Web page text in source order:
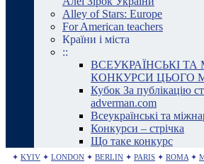
Alley of Stars: Europe
For American teachers
Країни і міста
::
ВСЕУКРАЇНСЬКІ
КОНКУРСИ ЦЬОГО
Кубок За публікацію
adverman.com
Всеукраїнські та
Конкурси – стрічка
Що таке конкурс
✦ KYIV ✦ LONDON ✦ BERLIN ✦ PARIS ✦ ROMA ✦